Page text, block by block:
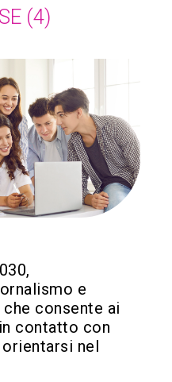
(4)
e
consente ai
contatto con
nel